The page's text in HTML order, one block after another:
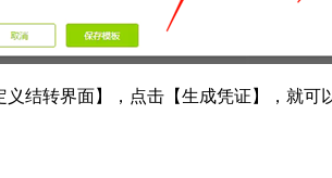
结转界面】，点击【生成凭证】，就可